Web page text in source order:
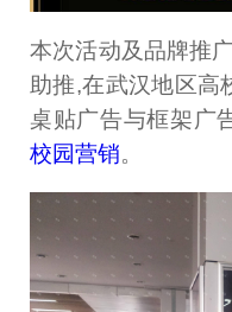
本次活动及品牌推
助推,在武汉地区高
桌贴广告与框架广
校园营销。